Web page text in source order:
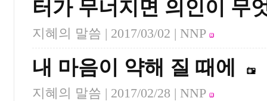
터가 무너지면 의인이 무
지혜의 말씀 | 2017/03/02 | NNP
내 마음이 약해 질 때에
지혜의 말씀 | 2017/02/28 | NNP